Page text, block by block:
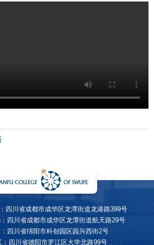
四川省成都市成华区龙潭街道龙港路399号
四川省成都市成华区龙潭街道航天路29号
四川省绵阳市科创园区园兴西街2号
：四川省德阳市罗江区大学北路99号